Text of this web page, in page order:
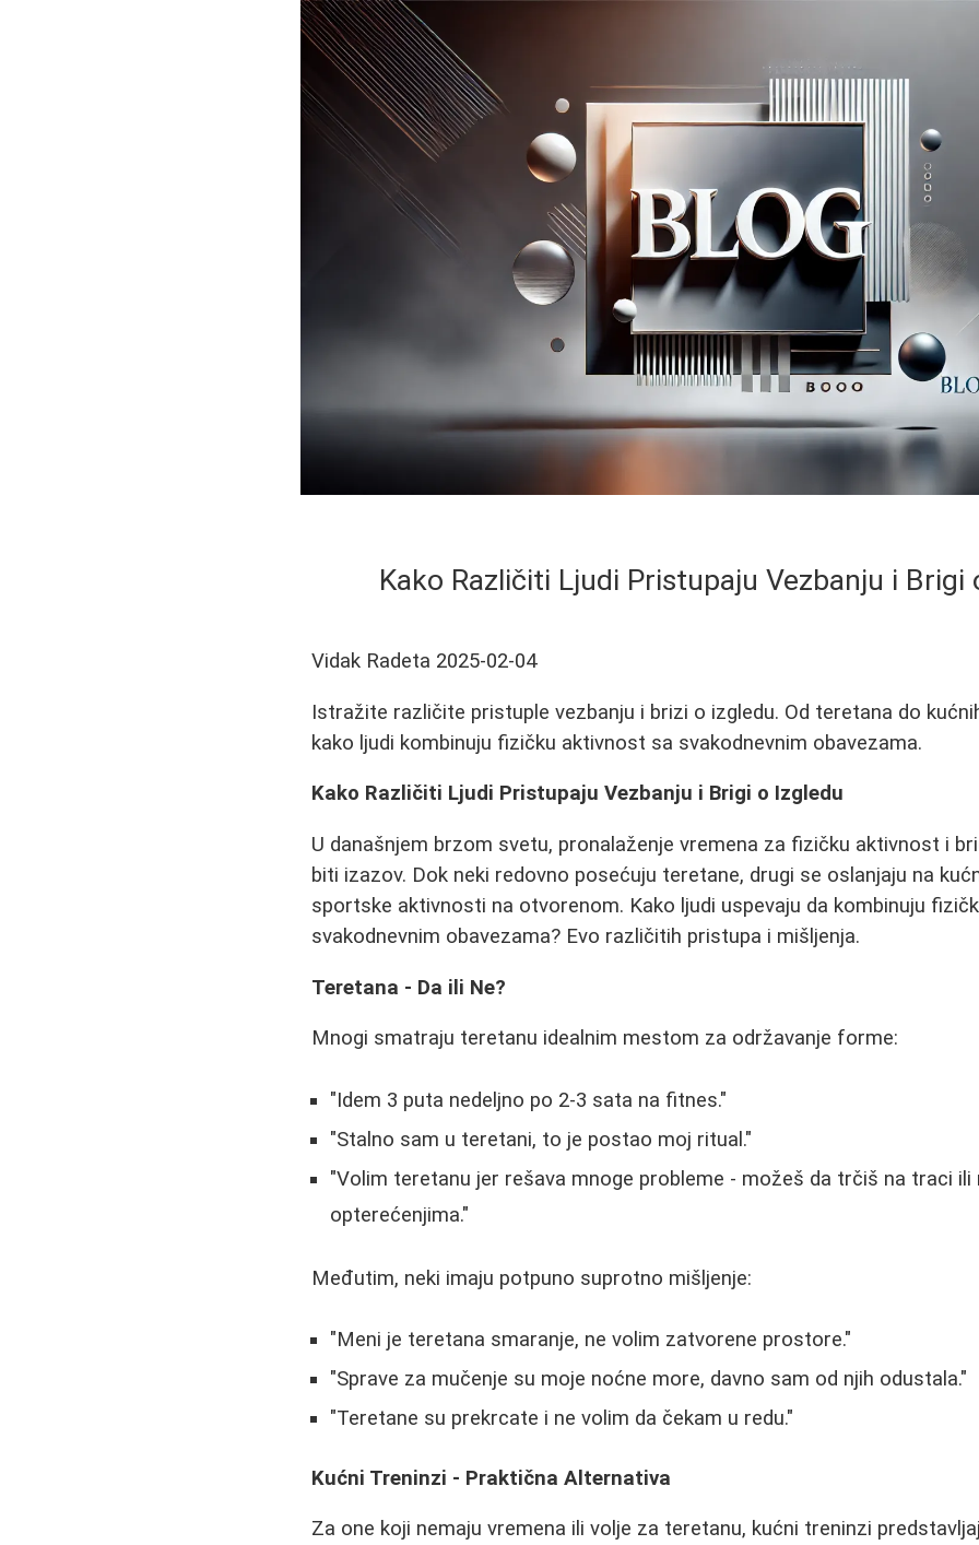
Kako Različiti Ljudi Pristupaju Vezbanju i Brigi
Vidak Radeta 2025-02-04
Istražite različite pristuple vezbanju i brizi o izgledu. Od teretana do
kako ljudi kombinuju fizičku aktivnost sa svakodnevnim obavezama.
Kako Različiti Ljudi Pristupaju Vezbanju i Brigi o Izgledu
U današnjem brzom svetu, pronalaženje vremena za fizičku aktivnost i
biti izazov. Dok neki redovno posećuju teretane, drugi se oslanjaju na
sportske aktivnosti na otvorenom. Kako ljudi uspevaju da kombinuju
svakodnevnim obavezama? Evo različitih pristupa i mišljenja.
Teretana - Da ili Ne?
Mnogi smatraju teretanu idealnim mestom za održavanje forme:
"Idem 3 puta nedeljno po 2-3 sata na fitnes."
"Stalno sam u teretani, to je postao moj ritual."
"Volim teretanu jer rešava mnoge probleme - možeš da trčiš na traci ili
opterećenjima."
Međutim, neki imaju potpuno suprotno mišljenje:
"Meni je teretana smaranje, ne volim zatvorene prostore."
"Sprave za mučenje su moje noćne more, davno sam od njih odustala."
"Teretane su prekrcate i ne volim da čekam u redu."
Kućni Treninzi - Praktična Alternativa
Za one koji nemaju vremena ili volje za teretanu, kućni treninzi